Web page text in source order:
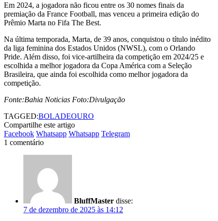
Em 2024, a jogadora não ficou entre os 30 nomes finais da
premiação da France Football, mas venceu a primeira edição do
Prêmio Marta no Fifa The Best.
Na última temporada, Marta, de 39 anos, conquistou o título inédito
da liga feminina dos Estados Unidos (NWSL), com o Orlando
Pride. Além disso, foi vice-artilheira da competição em 2024/25 e
escolhida a melhor jogadora da Copa América com a Seleção
Brasileira, que ainda foi escolhida como melhor jogadora da
competição.
Fonte:Bahia Noticias Foto:Divulgação
TAGGED:BOLADEOURO
Compartilhe este artigo
Facebook Whatsapp Whatsapp Telegram
1 comentário
BluffMaster disse:
7 de dezembro de 2025 às 14:12